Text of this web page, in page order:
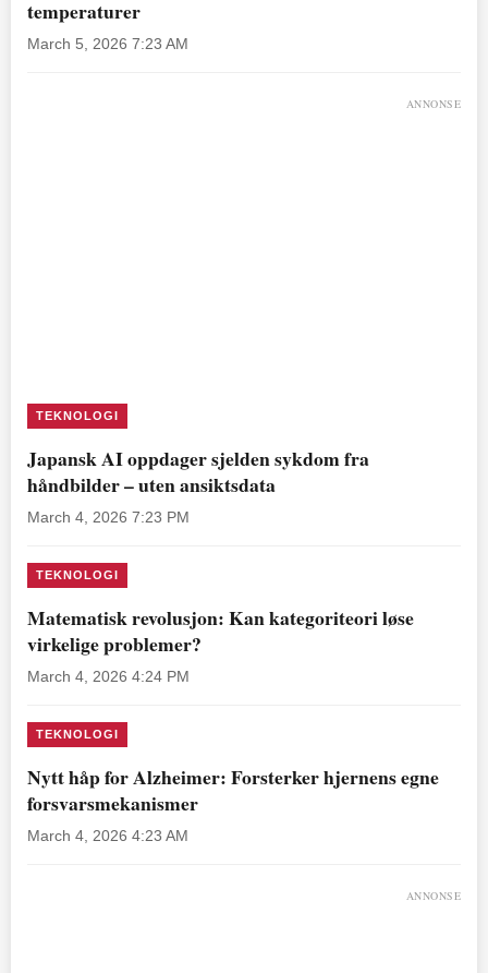
temperaturer
March 5, 2026 7:23 AM
ANNONSE
TEKNOLOGI
Japansk AI oppdager sjelden sykdom fra
håndbilder – uten ansiktsdata
March 4, 2026 7:23 PM
TEKNOLOGI
Matematisk revolusjon: Kan kategoriteori løse
virkelige problemer?
March 4, 2026 4:24 PM
TEKNOLOGI
Nytt håp for Alzheimer: Forsterker hjernens egne
forsvarsmekanismer
March 4, 2026 4:23 AM
ANNONSE